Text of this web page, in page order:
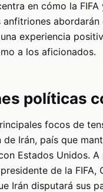
en cómo la
anfitriones
experiencia
a los aficionados.
políticas
focos de
Irán, país que
Estados Unidos. A
de la FIFA,
Irán disputará sus